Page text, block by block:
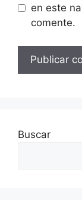
en este
comente.
Buscar